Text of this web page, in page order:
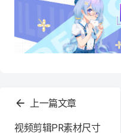
上一篇文章
视频剪辑PR素材尺寸